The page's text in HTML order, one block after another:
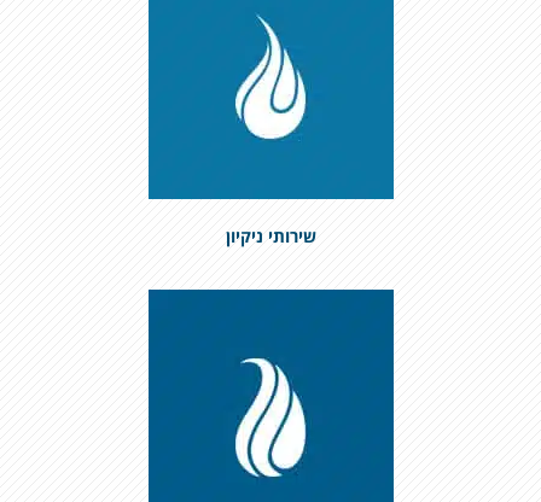
שירותי ניקיון